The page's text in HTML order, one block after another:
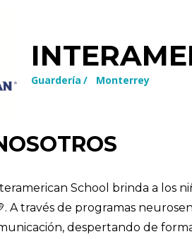
Guardería / Monterrey
School brinda a los
A través de programas
despertando de